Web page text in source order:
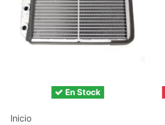
En Stock
Inicio